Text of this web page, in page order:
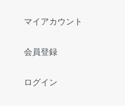
マイアカウント
会員登録
ログイン